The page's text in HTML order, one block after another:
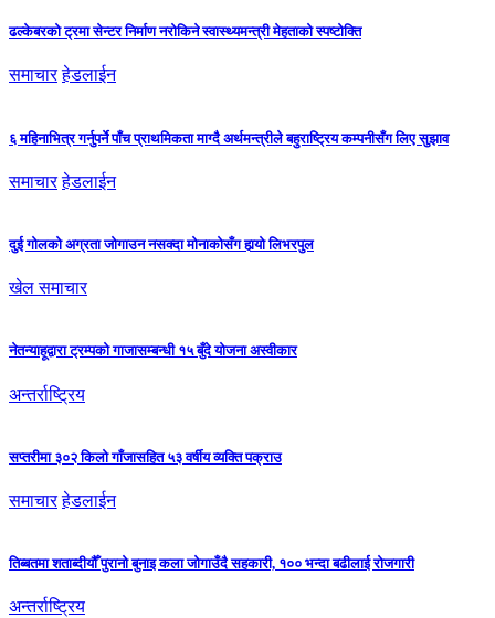
ढल्केबरको ट्रमा सेन्टर निर्माण नरोकिने स्वास्थ्यमन्त्री मेहताको स्पष्टोक्ति
समाचार हेडलाईन
६ महिनाभित्र गर्नुपर्ने पाँच प्राथमिकता माग्दै अर्थमन्त्रीले बहुराष्ट्रिय कम्पनीसँग लिए सुझाव
समाचार हेडलाईन
दुई गोलको अग्रता जोगाउन नसक्दा मोनाकोसँग हार्‍यो लिभरपुल
खेल समाचार
नेतन्याहूद्वारा ट्रम्पको गाजासम्बन्धी १५ बुँदे योजना अस्वीकार
अन्तर्राष्ट्रिय
सप्तरीमा ३०२ किलो गाँजासहित ५३ वर्षीय व्यक्ति पक्राउ
समाचार हेडलाईन
तिब्बतमा शताब्दीयौँ पुरानो बुनाइ कला जोगाउँदै सहकारी, १०० भन्दा बढीलाई रोजगारी
अन्तर्राष्ट्रिय